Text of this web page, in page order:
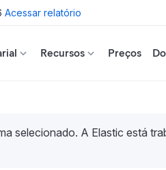
Acessar relatório
Recursos Preços
selecionado. A Elastic está